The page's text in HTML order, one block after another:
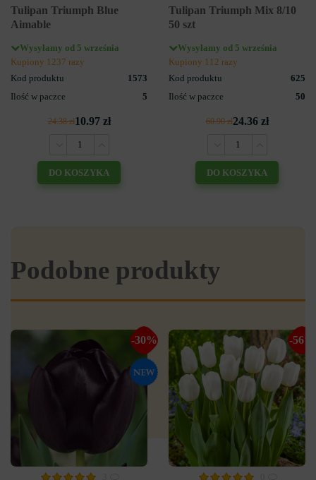
Tulipan Triumph Blue
Aimable
Wysyłamy od 5 września
Kupiony 1237 razy
Kod produktu
1573
Ilość w paczce
5
24.38 zł10.97 zł
DO KOSZYKA
Tulipan Triumph Mix 8/10
50 szt
Wysyłamy od 5 września
Kupiony 112 razy
Kod produktu
625
Ilość w paczce
50
60.90 zł24.36 zł
DO KOSZYKA
Podobne produkty
-30% -56%